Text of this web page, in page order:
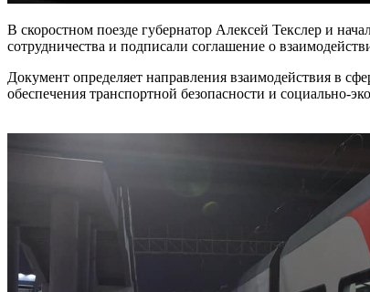
В скоростном поезде губернатор Алексей Текслер и
сотрудничества и подписали соглашение о
Документ определяет направления взаимодействия в
обеспечения транспортной безопасности и социально-